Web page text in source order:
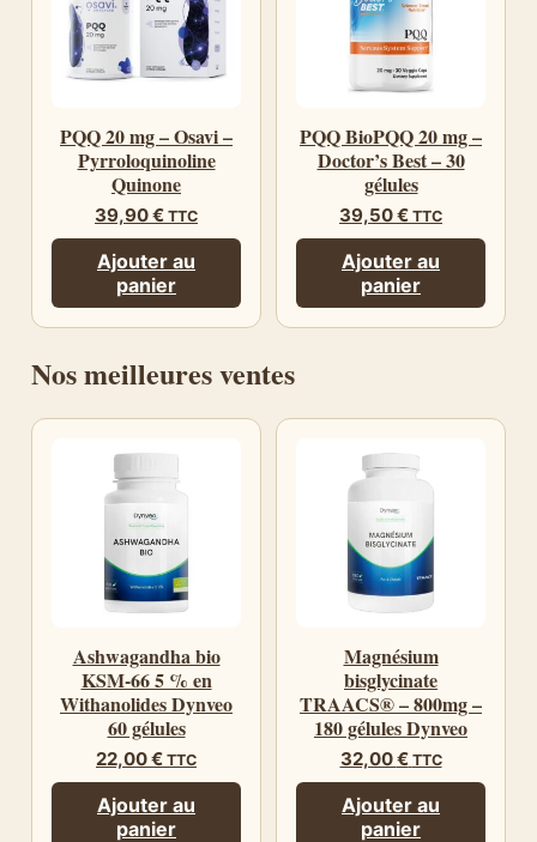
PQQ 20 mg – Osavi –
Pyrroloquinoline
Quinone
39,90€ TTC
Ajouter au
panier
PQQ BioPQQ 20 mg –
Doctor’s Best – 30
gélules
39,50€ TTC
Ajouter au
panier
Nos meilleures ventes
Ashwagandha bio
KSM-66 5 % en
Withanolides Dynveo
60 gélules
22,00€ TTC
Ajouter au
panier
Magnésium
bisglycinate
TRAACS® – 800mg –
180 gélules Dynveo
32,00€ TTC
Ajouter au
panier